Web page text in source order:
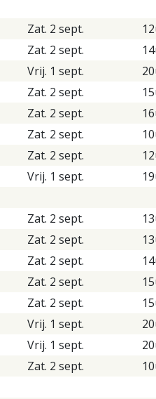
Zat. 2 sept.
Zat. 2 sept.
Vrij. 1 sept.
Zat. 2 sept.
Zat. 2 sept.
Zat. 2 sept.
Zat. 2 sept.
Vrij. 1 sept.
Zat. 2 sept.
Zat. 2 sept.
Zat. 2 sept.
Zat. 2 sept.
Zat. 2 sept.
Vrij. 1 sept.
Vrij. 1 sept.
Zat. 2 sept.